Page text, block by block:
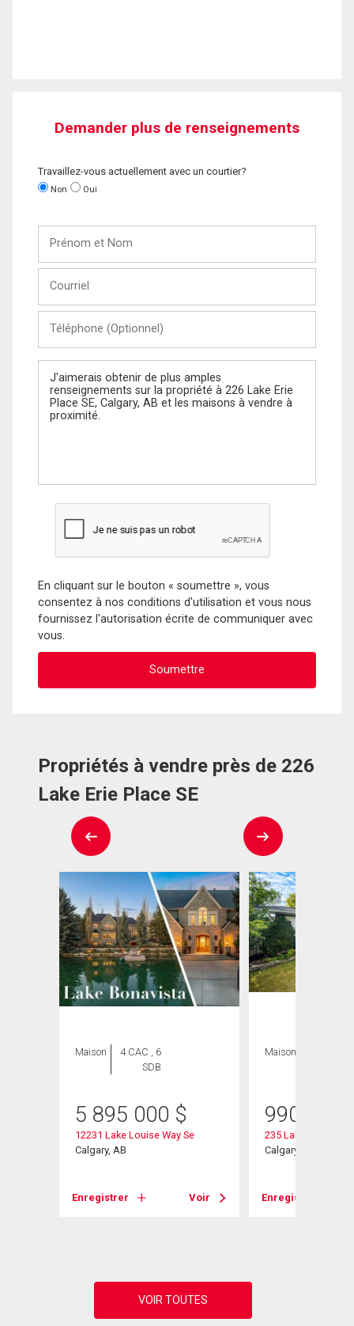
Demander plus de renseignements
Travaillez-vous actuellement avec un courtier?
Non Oui
Nom
(Optionnel)
Message
En cliquant sur le bouton « soumettre », vous
consentez à nos conditions d'utilisation et vous nous
fournissez l'autorisation écrite de communiquer avec
vous.
Propriétés à vendre près de 226
Lake Erie Place SE
Maison
4 CAC , 6
SDB
5 895 000 $
12231 Lake Louise Way Se
Calgary, AB
Enregistrer Voir
Maison
990 000
235 Lake Rosen
Calgary, AB
Enregistrer